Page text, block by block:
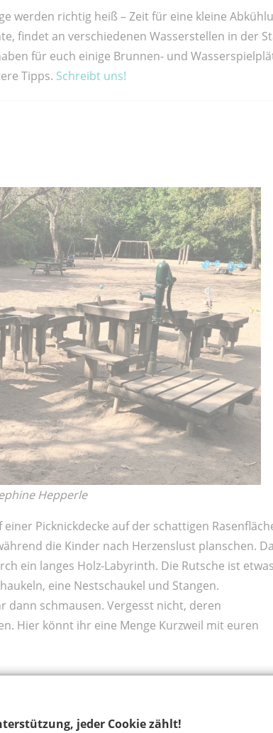
jeder Cookie zählt!
werden richtig heiß – Zeit für eine kleine
findet an verschiedenen Wasserstellen in der
für euch einige Brunnen- und
Tipps. Schreibt uns!
Hepperle
Picknickdecke auf der schattigen
die Kinder nach Herzenslust planschen.
ein langes Holz-Labyrinth. Die Rutsche ist
eine Nestschaukel und Stangen.
dann schmausen. Vergesst nicht, deren
Hier könnt ihr eine Menge Kurzweil mit euren
50733 Köln